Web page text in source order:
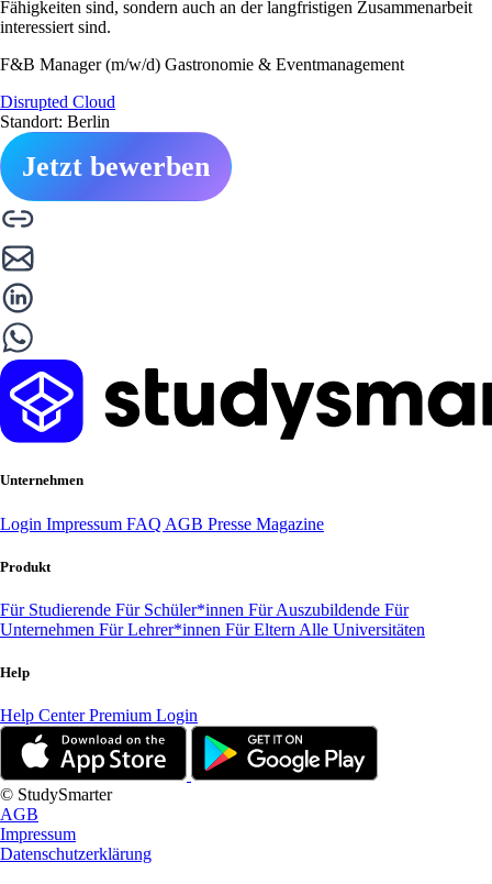
Fähigkeiten sind, sondern auch an der langfristigen Zusammenarbeit
interessiert sind.
F&B Manager (m/w/d) Gastronomie & Eventmanagement
Disrupted Cloud
Standort: Berlin
Jetzt bewerben
Unternehmen
Login Impressum FAQ AGB Presse Magazine
Produkt
Für Studierende Für Schüler*innen Für Auszubildende Für
Unternehmen Für Lehrer*innen Für Eltern Alle Universitäten
Help
Help CenterPremium Login
© StudySmarter
AGB
Impressum
Datenschutzerklärung